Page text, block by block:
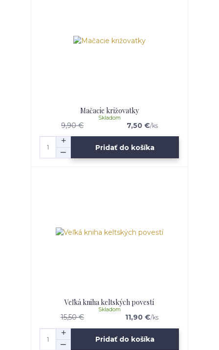
Mačacie križovatky
9,90 € 7,50 €/ks
Skladom
Pridať do košíka
Veľká kniha keltských povestí
15,50 € 11,90 €/ks
Skladom
Pridať do košíka